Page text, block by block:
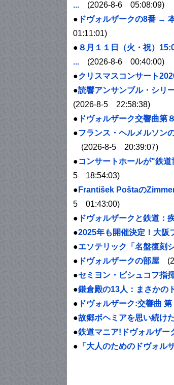
... (2026-8-6 05:08:09)
● ドヴォルザークの8番 →
01:11:01)
● ８月１１日（火・祝）
... (2026-8-6 00:40:00)
●クリスマスコンサート
●読響アンサンブル・シリ
(2026-8-5 22:58:38)
● ドヴォルザーク交響曲第
●フランス・ヘルメルソン
(2026-8-5 20:39:07)
●コンサートホールが"鉄
5 18:54:03)
● František Poštaの
5 01:43:00)
● ドヴォルザークと鉄道：
●2025年も開催決定！大阪
●エソテリック「名盤復刻
● ドヴォルザークの部屋
●セミヨン・ビシュコフ指
●鎌倉殿の13人：まさかの
● ドヴォルザーク:交響曲
●故郷ボヘミアを思い続け
●鉄道マニア!ドヴォルザー
● 「大人のためのドヴォル